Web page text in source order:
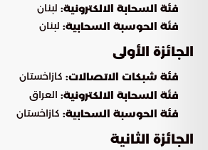
فئة السحابة الالكترونية: لبنان
فئة الحوسبة السحابية: لبنان
الجائزة الأولى
فئة شبكات الاتصالات: كازاخستان
فئة السحابة الالكترونية: العراق
فئة الحوسبة السحابية: كازاخستان
الجائزة الثانية